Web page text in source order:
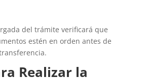
del trámite verificará que
estén en orden antes de
Realizar la